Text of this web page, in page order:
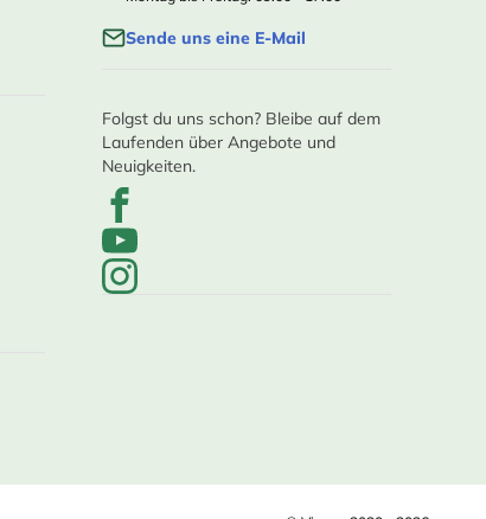
Sende uns eine E-Mail
Folgst du uns schon? Bleibe auf dem
Laufenden über Angebote und
Neuigkeiten.